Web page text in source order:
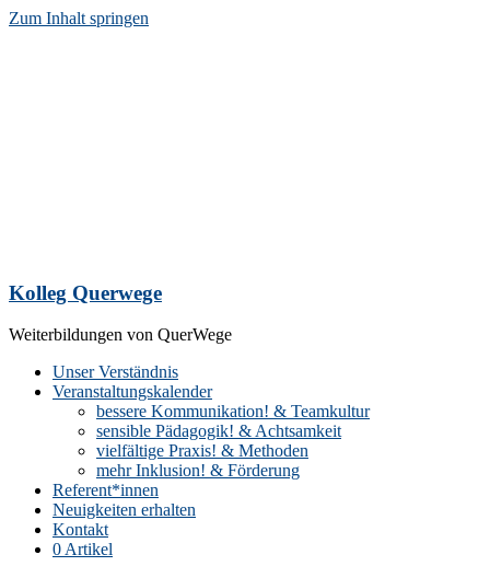
Zum Inhalt springen
Kolleg Querwege
Weiterbildungen von QuerWege
Unser Verständnis
Veranstaltungskalender
bessere Kommunikation! & Teamkultur
sensible Pädagogik! & Achtsamkeit
vielfältige Praxis! & Methoden
mehr Inklusion! & Förderung
Referent*innen
Neuigkeiten erhalten
Kontakt
0 Artikel